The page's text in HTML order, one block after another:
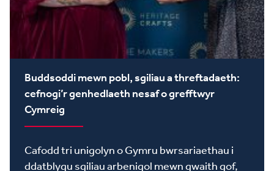
Buddsoddi mewn pobl, sgiliau a threftadaeth:
cefnogi’r genhedlaeth nesaf o grefftwyr
Cymreig
Cafodd tri unigolyn o Gymru bwrsariaethau i
ddatblygu sgiliau arbenigol mewn gwaith gof,